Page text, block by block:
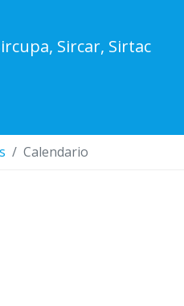
Sircar, Sirtac
Calendario